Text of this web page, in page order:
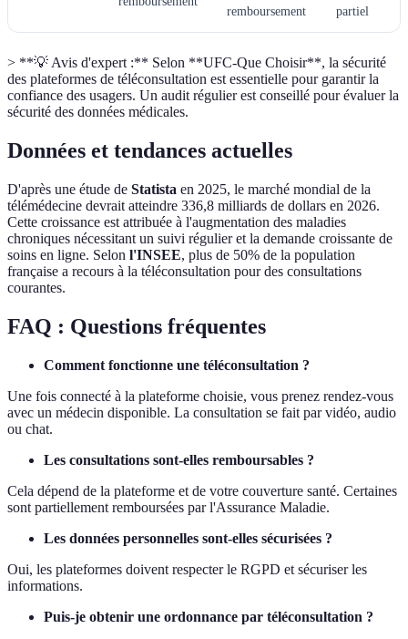
remboursement partiel
> **💡 Avis d'expert :** Selon **UFC-Que Choisir**, la sécurité
des plateformes de téléconsultation est essentielle pour garantir la
confiance des usagers. Un audit régulier est conseillé pour évaluer la
sécurité des données médicales.
Données et tendances actuelles
D'après une étude de Statista en 2025, le marché mondial de la
télémédecine devrait atteindre 336,8 milliards de dollars en 2026.
Cette croissance est attribuée à l'augmentation des maladies
chroniques nécessitant un suivi régulier et la demande croissante de
soins en ligne. Selon l'INSEE, plus de 50% de la population
française a recours à la téléconsultation pour des consultations
courantes.
FAQ : Questions fréquentes
Comment fonctionne une téléconsultation ?
Une fois connecté à la plateforme choisie, vous prenez rendez-vous
avec un médecin disponible. La consultation se fait par vidéo, audio
ou chat.
Les consultations sont-elles remboursables ?
Cela dépend de la plateforme et de votre couverture santé. Certaines
sont partiellement remboursées par l'Assurance Maladie.
Les données personnelles sont-elles sécurisées ?
Oui, les plateformes doivent respecter le RGPD et sécuriser les
informations.
Puis-je obtenir une ordonnance par téléconsultation ?